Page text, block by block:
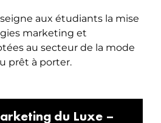
aux étudiants la mise
marketing et
au secteur de la mode
prêt à porter.
du Luxe –